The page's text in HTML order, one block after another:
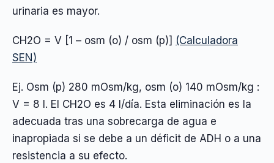
urinaria es mayor.
CH2O = V [1 – osm (o) / osm (p)] (Calculadora
SEN)
Ej. Osm (p) 280 mOsm/kg, osm (o) 140 mOsm/kg :
V = 8 l. El CH2O es 4 l/día. Esta eliminación es la
adecuada tras una sobrecarga de agua e
inapropiada si se debe a un déficit de ADH o a una
resistencia a su efecto.